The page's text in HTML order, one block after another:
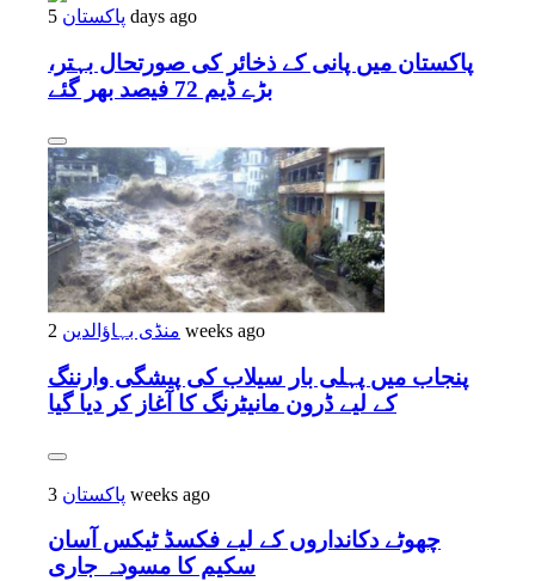
پاکستان 5 days ago
پاکستان میں پانی کے ذخائر کی صورتحال بہتر،
بڑے ڈیم 72 فیصد بھر گئے
منڈی بہاؤالدین 2 weeks ago
پنجاب میں پہلی بار سیلاب کی پیشگی وارننگ
کے لیے ڈرون مانیٹرنگ کا آغاز کر دیا گیا
پاکستان 3 weeks ago
چھوٹے دکانداروں کے لیے فکسڈ ٹیکس آسان
سکیم کا مسودہ جاری